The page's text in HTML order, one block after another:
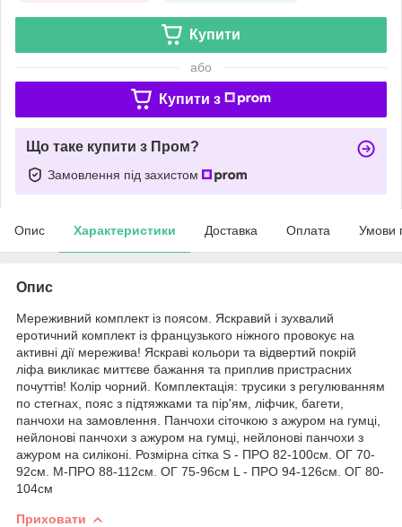
Купити
або
Купити з
Що таке купити з Пром?
Замовлення під захистом
Опис Характеристики Доставка Оплата Умови
Опис
Мереживний комплект із поясом. Яскравий і зухвалий
еротичний комплект із французького ніжного провокує на
активні дії мережива! Яскраві кольори та відвертий покрій
ліфа викликає миттєве бажання та приплив пристрасних
почуттів! Колір чорний. Комплектація: трусики з регулюванням
по стегнах, пояс з підтяжками та пір'ям, ліфчик, багети,
панчохи на замовлення. Панчохи сіточкою з ажуром на гумці,
нейлонові панчохи з ажуром на гумці, нейлонові панчохи з
ажуром на силіконі. Розмірна сітка S - ПРО 82-100см. ОГ 70-
92см. M-ПРО 88-112см. ОГ 75-96см L - ПРО 94-126см. ОГ 80-
104см
Приховати